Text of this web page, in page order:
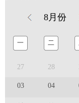
8月份
一 二
27 28
03 04